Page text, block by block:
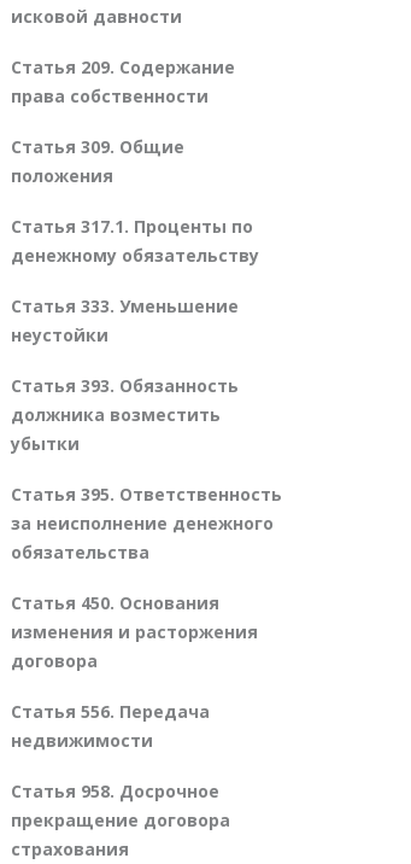
исковой давности
Статья 209. Содержание
права собственности
Статья 309. Общие
положения
Статья 317.1. Проценты по
денежному обязательству
Статья 333. Уменьшение
неустойки
Статья 393. Обязанность
должника возместить
убытки
Статья 395. Ответственность
за неисполнение денежного
обязательства
Статья 450. Основания
изменения и расторжения
договора
Статья 556. Передача
недвижимости
Статья 958. Досрочное
прекращение договора
страхования